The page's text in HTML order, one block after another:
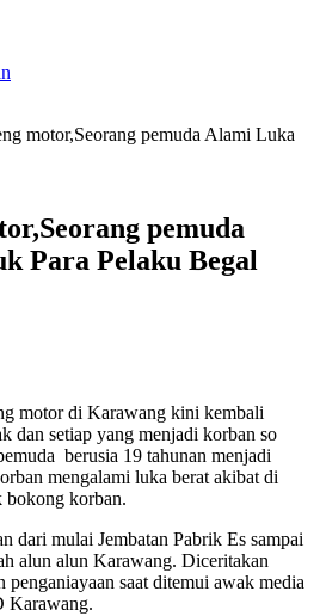
motor,Seorang pemuda Alami Luka
pemuda
Para Pelaku Begal
motor di Karawang kini kembali
dan setiap yang menjadi korban so
berusia 19 tahunan menjadi
mengalami luka berat akibat di
bokong korban.
dari mulai Jembatan Pabrik Es sampai
alun alun Karawang. Diceritakan
penganiayaan saat ditemui awak media
Karawang.